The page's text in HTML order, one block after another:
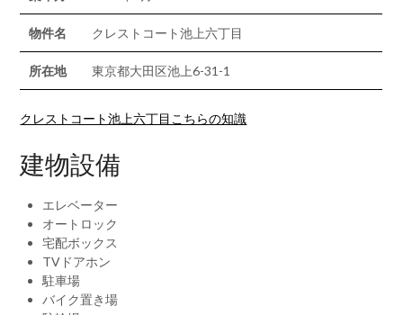
物件名 クレストコート池上六丁目
所在地 東京都大田区池上6-31-1
クレストコート池上六丁目こちらの知識
建物設備
エレベーター
オートロック
宅配ボックス
TVドアホン
駐車場
バイク置き場